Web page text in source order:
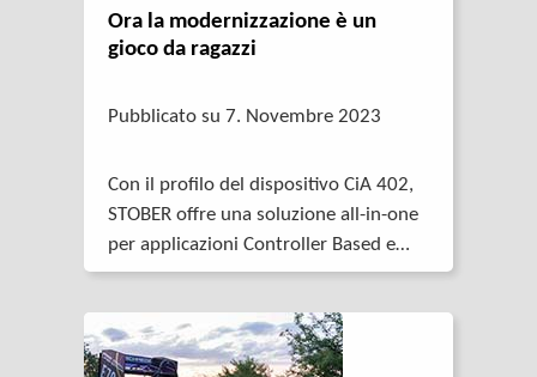
Ora la modernizzazione è un
gioco da ragazzi
Pubblicato su 7. Novembre 2023
Con il profilo del dispositivo CiA 402,
STOBER offre una soluzione all-in-one
per applicazioni Controller Based e
Drive Based.